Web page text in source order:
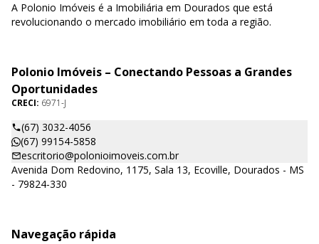
A Polonio Imóveis é a Imobiliária em Dourados que está
revolucionando o mercado imobiliário em toda a região.
Polonio Imóveis – Conectando Pessoas a Grandes
Oportunidades
CRECI: 6971-J
(67) 3032-4056
(67) 99154-5858
escritorio@polonioimoveis.com.br
Avenida Dom Redovino, 1175, Sala 13, Ecoville, Dourados - MS
- 79824-330
Navegação rápida